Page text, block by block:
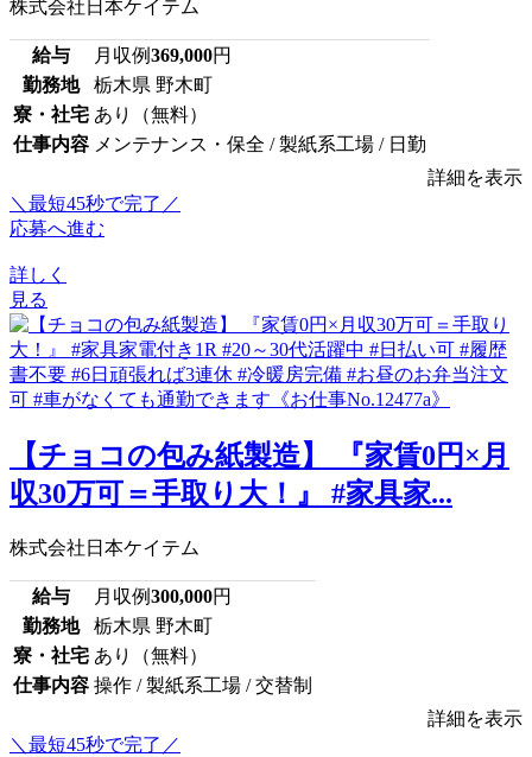
株式会社日本ケイテム
給与 月収例369,000円
勤務地
栃木県 野木町
寮・社宅 あり（無料）
仕事内容 メンテナンス・保全 / 製紙系工場 / 日勤
詳細を表示
＼最短45秒で完了／
応募へ進む
詳しく
見る
【チョコの包み紙製造】 『家賃0円×月
収30万可＝手取り大！』 #家具家...
株式会社日本ケイテム
給与 月収例300,000円
勤務地
栃木県 野木町
寮・社宅 あり（無料）
仕事内容 操作 / 製紙系工場 / 交替制
詳細を表示
＼最短45秒で完了／